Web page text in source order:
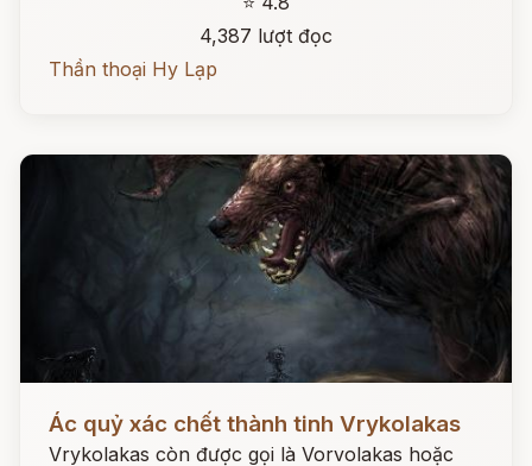
4,387 lượt đọc
Thần thoại Hy Lạp
Đọc ngay
Ác quỷ xác chết thành tinh Vrykolakas
Vrykolakas còn được gọi là Vorvolakas hoặc